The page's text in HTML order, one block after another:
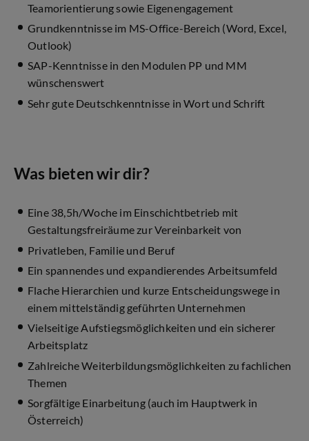
Teamorientierung sowie Eigenengagement
Grundkenntnisse im MS-Office-Bereich (Word, Excel,
Outlook)
SAP-Kenntnisse in den Modulen PP und MM
wünschenswert
Sehr gute Deutschkenntnisse in Wort und Schrift
Was bieten wir dir?
Eine 38,5h/Woche im Einschichtbetrieb mit
Gestaltungsfreiräume zur Vereinbarkeit von
Privatleben, Familie und Beruf
Ein spannendes und expandierendes Arbeitsumfeld
Flache Hierarchien und kurze Entscheidungswege in
einem mittelständig geführten Unternehmen
Vielseitige Aufstiegsmöglichkeiten und ein sicherer
Arbeitsplatz
Zahlreiche Weiterbildungsmöglichkeiten zu fachlichen
Themen
Sorgfältige Einarbeitung (auch im Hauptwerk in
Österreich)